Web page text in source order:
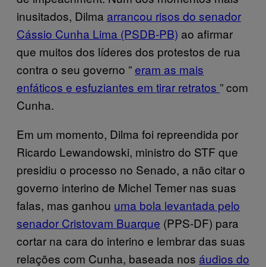
inusitados, Dilma arrancou risos do senador
Cássio Cunha Lima (PSDB-PB) ao afirmar
que muitos dos líderes dos protestos de rua
contra o seu governo ”eram as mais
enfáticos e esfuziantes em tirar retratos ” com
Cunha.
Em um momento, Dilma foi repreendida por
Ricardo Lewandowski, ministro do STF que
presidiu o processo no Senado, a não citar o
governo interino de Michel Temer nas suas
falas, mas ganhou uma bola levantada pelo
senador Cristovam Buarque (PPS-DF) para
cortar na cara do interino e lembrar das suas
relações com Cunha, baseada nos áudios do